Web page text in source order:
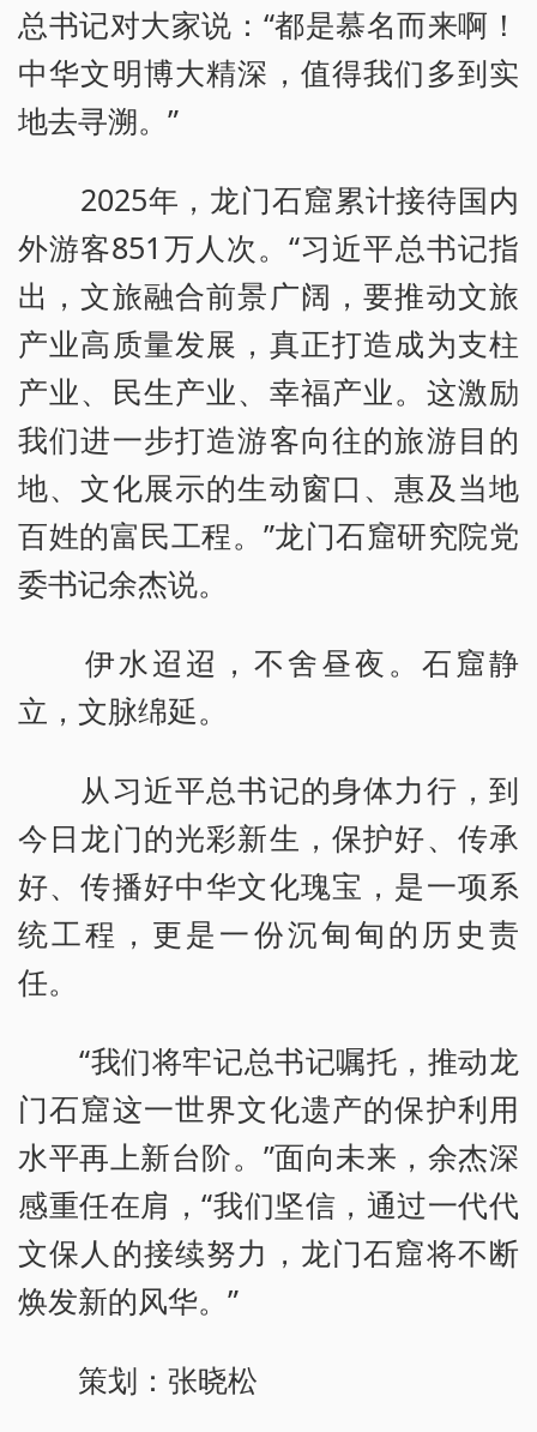
总书记对大家说：“都是慕名而来啊！
中华文明博大精深，值得我们多到实
地去寻溯。”
2025年，龙门石窟累计接待国内
外游客851万人次。“习近平总书记指
出，文旅融合前景广阔，要推动文旅
产业高质量发展，真正打造成为支柱
产业、民生产业、幸福产业。这激励
我们进一步打造游客向往的旅游目的
地、文化展示的生动窗口、惠及当地
百姓的富民工程。”龙门石窟研究院党
委书记余杰说。
伊水迢迢，不舍昼夜。石窟静
立，文脉绵延。
从习近平总书记的身体力行，到
今日龙门的光彩新生，保护好、传承
好、传播好中华文化瑰宝，是一项系
统工程，更是一份沉甸甸的历史责
任。
“我们将牢记总书记嘱托，推动龙
门石窟这一世界文化遗产的保护利用
水平再上新台阶。”面向未来，余杰深
感重任在肩，“我们坚信，通过一代代
文保人的接续努力，龙门石窟将不断
焕发新的风华。”
策划：张晓松